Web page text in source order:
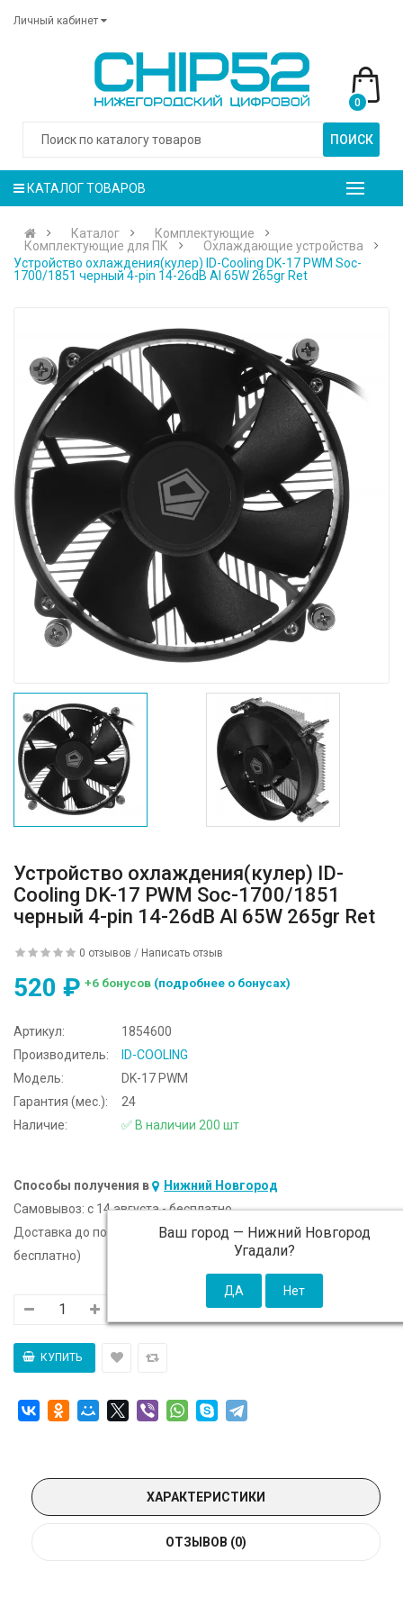
Личный кабинет
ПОИСК
0
КАТАЛОГ ТОВАРОВ
Каталог
Комплектующие
Комплектующие для ПК
Охлаждающие устройства
Устройство охлаждения(кулер) ID-Cooling DK-17 PWM Soc-
1700/1851 черный 4-pin 14-26dB Al 65W 265gr Ret
Устройство охлаждения(кулер) ID-
Cooling DK-17 PWM Soc-1700/1851
черный 4-pin 14-26dB Al 65W 265gr Ret
0 отзывов / Написать отзыв
520 ₽ +6 бонусов (подробнее о бонусах)
Артикул:
1854600
Производитель:
ID-COOLING
Модель:
DK-17 PWM
Гарантия (мес.):
24
Наличие:
✅ В наличии 200 шт
Способы получения в Нижний Новгород
Ваш город — Нижний Новгород
Угадали?
Самовывоз: c 14 августа - бесплатно
Доставка до подъезда:
c 14 августа - 300 ₽ (от 5 000 ₽
бесплатно)
ХАРАКТЕРИСТИКИ
ОТЗЫВОВ (0)